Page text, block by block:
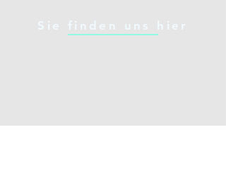
Sie finden uns hier